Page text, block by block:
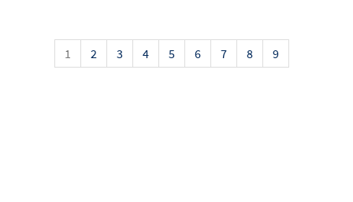
1 2 3 4 5 6 7 8 9